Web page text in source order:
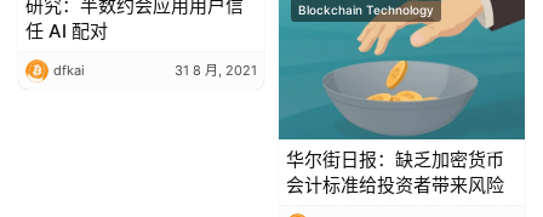
Blockchain Technology
研究：半数约会应用用户信
任 AI 配对
dfkai 31 8 月, 2021
Blockchain Technology
华尔街日报：缺乏加密货币
会计标准给投资者带来风险